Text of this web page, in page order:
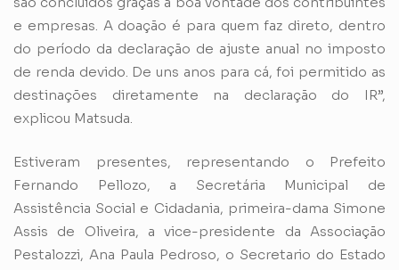
e empresas. A doação é para quem faz direto, dentro
do período da declaração de ajuste anual no imposto
de renda devido. De uns anos para cá, foi permitido as
destinações diretamente na declaração do IR”,
explicou Matsuda.
Estiveram presentes, representando o Prefeito
Fernando Pellozo, a Secretária Municipal de
Assistência Social e Cidadania, primeira-dama Simone
Assis de Oliveira, a vice-presidente da Associação
Pestalozzi, Ana Paula Pedroso, o Secretario do Estado